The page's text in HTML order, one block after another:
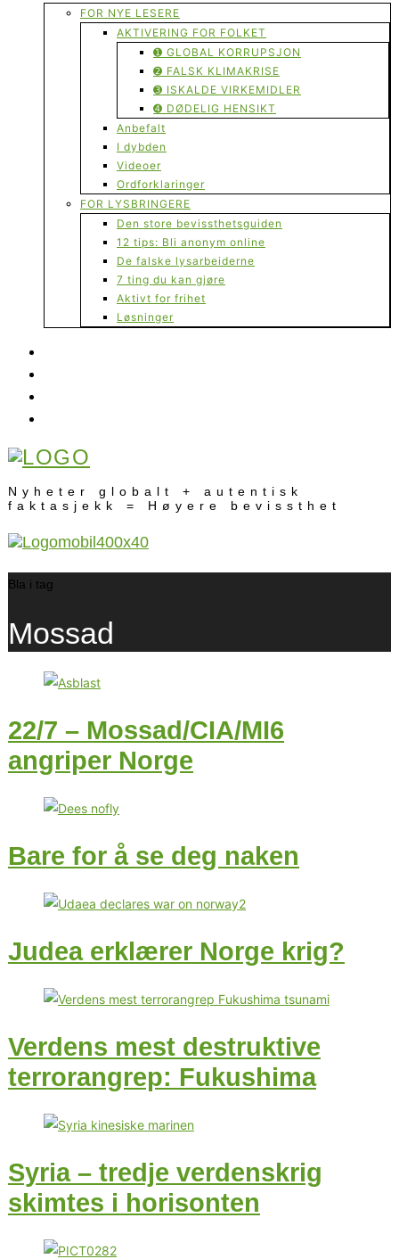
FOR NYE LESERE
AKTIVERING FOR FOLKET
➊ GLOBAL KORRUPSJON
➋ FALSK KLIMAKRISE
➌ ISKALDE VIRKEMIDLER
➍ DØDELIG HENSIKT
Anbefalt
I dybden
Videoer
Ordforklaringer
FOR LYSBRINGERE
Den store bevissthetsguiden
12 tips: Bli anonym online
De falske lysarbeiderne
7 ting du kan gjøre
Aktivt for frihet
Løsninger
Nyheter globalt + autentisk
faktasjekk = Høyere bevissthet
Bla i tag
Mossad
22/7 – Mossad/CIA/MI6
angriper Norge
Bare for å se deg naken
Judea erklærer Norge krig?
Verdens mest destruktive
terrorangrep: Fukushima
Syria – tredje verdenskrig
skimtes i horisonten